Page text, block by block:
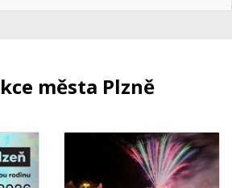
města Plzně